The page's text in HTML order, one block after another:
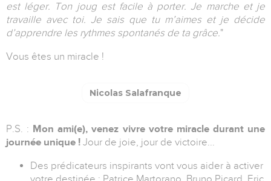
est léger. Ton joug est facile à porter. Je marche et je
travaille avec toi. Je sais que tu m’aimes et je décide
d’apprendre les rythmes spontanés de ta grâce."
Vous êtes un miracle !
Nicolas Salafranque
P.S. : Mon ami(e), venez vivre votre miracle durant une
journée unique ! Jour de joie, jour de victoire...
Des prédicateurs inspirants vont vous aider à activer